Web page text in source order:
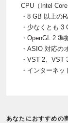
CPU（Intel
・8 GB 以上の
・少なくとも 3
・OpenGL 2 準
・ASIO 対応の
・VST 2、VST
・インターネッ
あなたにおすすめの